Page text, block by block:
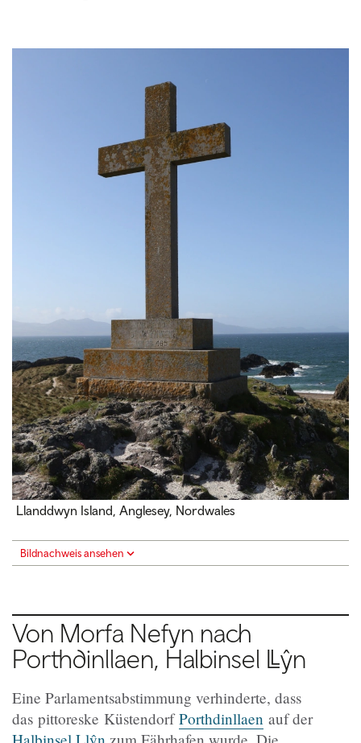
Llanddwyn Island, Anglesey, Nordwales
Bildnachweis ansehen
Von Morfa Nefyn nach
Porthdinllaen, Halbinsel Llŷn
Eine Parlamentsabstimmung verhinderte, dass
das pittoreske KüstendorfPorthdinllaen auf der